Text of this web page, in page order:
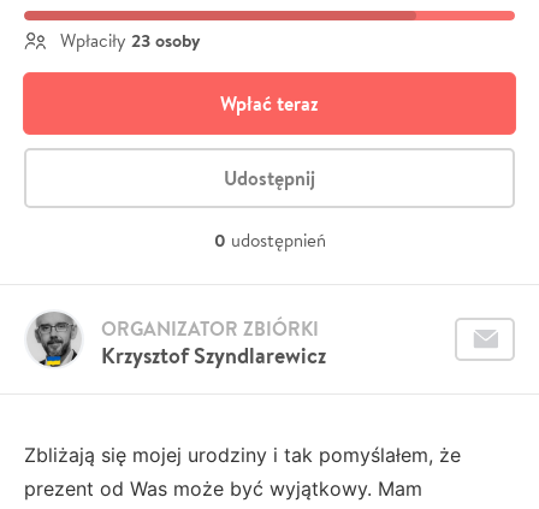
Wpłaciły 23 osoby
Wpłać teraz
Udostępnij
0 udostępnień
Krzysztof Szyndlarewicz
ORGANIZATOR ZBIÓRKI
Zbliżają się mojej urodziny i tak pomyślałem, że
prezent od Was może być wyjątkowy. Mam